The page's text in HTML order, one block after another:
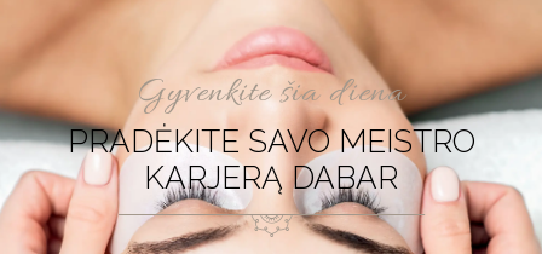
Gyvenkite šia diena
PRADĖKITE SAVO MEISTRO
KARJERĄ DABAR